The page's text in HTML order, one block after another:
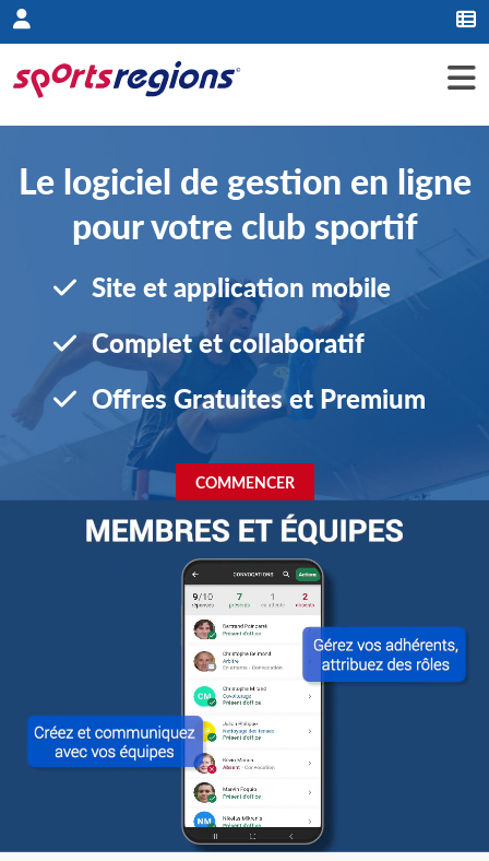
Panneau de gestion des cookies
Le logiciel de gestion en ligne
pour votre club sportif
Site et application mobile
Complet et collaboratif
Offres Gratuites et Premium
COMMENCER